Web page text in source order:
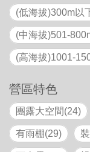
(低海拔)300m以
(中海拔)501-
(高海拔)1001-
營區特色
團露大空間(24)
有雨棚(29)